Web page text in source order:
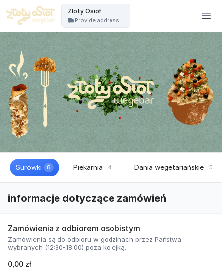
Złoty Osioł
Provide address...
Surówki 8 Piekarnia 4 Dania wegetariańskie 5
informacje dotyczące zamówień
Zamówienia z odbiorem osobistym
Zamówienia są do odbioru w godzinach przez Państwa
wybranych (12:30-18:00) poza kolejką.
0,00 zł